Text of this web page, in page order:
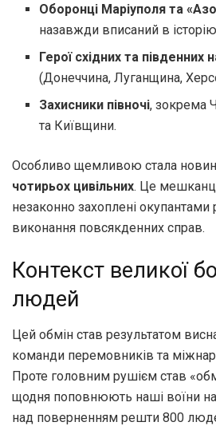
Оборонці Маріуполя та
назавжди вписаний в
Герої східних та південних
(Донеччина, Луганщина,
Захисники півночі, зокрема
та Київщини.
Особливо щемливою стала
чотирьох цивільних. Це
незаконно захоплені окупантами
виконання повсякденних справ.
Контекст великої
людей
Цей обмін став результатом
команди перемовників та
Проте головним рушієм став
щодня поповнюють наші воїни
над поверненням решти 800